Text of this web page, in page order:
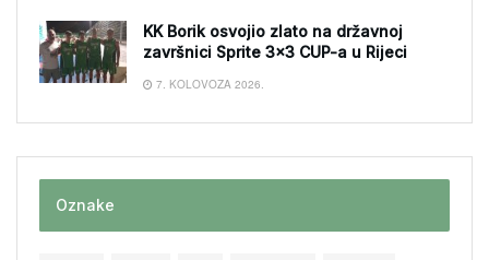
KK Borik osvojio zlato na državnoj
završnici Sprite 3×3 CUP-a u Rijeci
7. KOLOVOZA 2026.
Oznake